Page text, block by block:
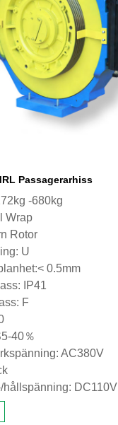
Passagerarhiss
-680kg
Wrap
Rotor
U
0.5mm
IP41
F
40％
AC380V
hållspänning: DC110V